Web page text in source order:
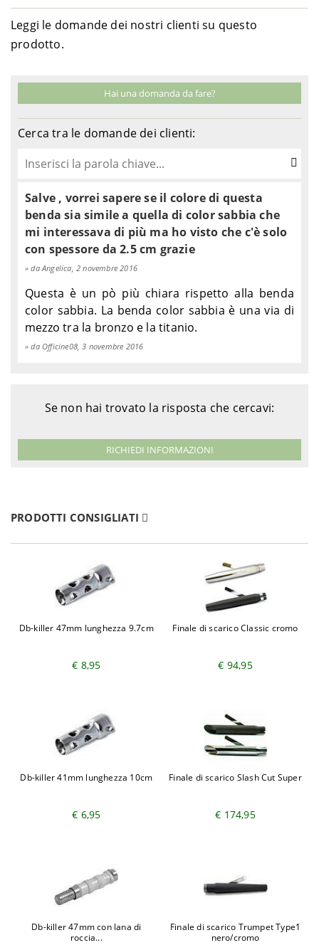
Leggi le domande dei nostri clienti su questo
prodotto.
Hai una domanda da fare?
Cerca tra le domande dei clienti:
Salve , vorrei sapere se il colore di questa
benda sia simile a quella di color sabbia che
mi interessava di più ma ho visto che c'è solo
con spessore da 2.5 cm grazie
da Angelica, 2 novembre 2016
Questa è un pò più chiara rispetto alla benda
color sabbia. La benda color sabbia è una via di
mezzo tra la bronzo e la titanio.
da Officine08, 3 novembre 2016
Se non hai trovato la risposta che cercavi:
RICHIEDI INFORMAZIONI
PRODOTTI CONSIGLIATI
Db-killer 47mm lunghezza 9.7cm
€ 8,95
Finale di scarico Classic cromo
€ 94,95
Db-killer 41mm lunghezza 10cm
€ 6,95
Finale di scarico Slash Cut Super
€ 174,95
Db-killer 47mm con lana di
roccia...
Finale di scarico Trumpet Type1
nero/cromo